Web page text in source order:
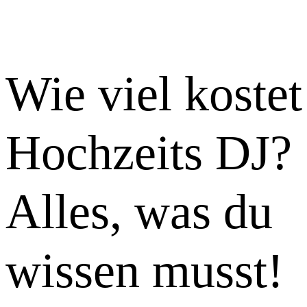
Wie viel
Hochzeits DJ?
Alles, was du
wissen musst!